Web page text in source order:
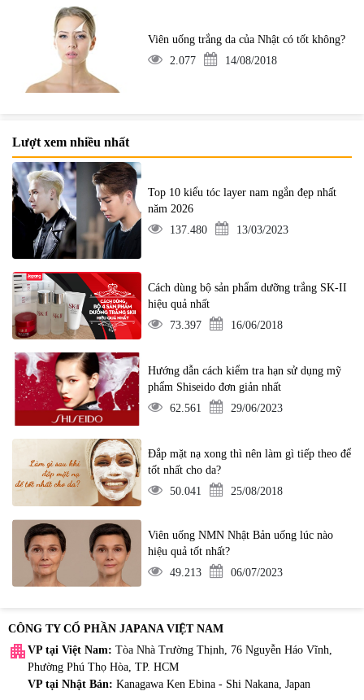
Viên uống trắng da của Nhật có tốt không?
2.077
14/08/2018
Lượt xem nhiều nhất
Top 10 kiểu tóc layer nam ngắn đẹp nhất
năm 2026
137.480
13/03/2023
Cách dùng bộ sản phẩm dưỡng trắng SK-II
hiệu quả nhất
73.397
16/06/2018
Hướng dẫn cách kiểm tra hạn sử dụng mỹ
phẩm Shiseido đơn giản nhất
62.561
29/06/2023
Đắp mặt nạ xong thì nên làm gì tiếp theo để
tốt nhất cho da?
50.041
25/08/2018
Viên uống NMN Nhật Bản uống lúc nào
hiệu quả tốt nhất?
49.213
06/07/2023
CÔNG TY CỔ PHẦN JAPANA VIỆT NAM
apartment VP tại Việt Nam: Tòa Nhà Trường Thịnh, 76 Nguyễn Háo Vĩnh,
Phường Phú Thọ Hòa, TP. HCM
VP tại Nhật Bản: Kanagawa Ken Ebina - Shi Nakana, Japan